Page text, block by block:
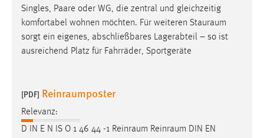
Singles, Paare oder WG, die zentral und gleichzeitig
komfortabel wohnen möchten. Für weiteren Stauraum
sorgt ein eigenes, abschließbares Lagerabteil – so ist
ausreichend Platz für Fahrräder, Sportgeräte
[PDF] Reinraumposter
Relevanz:
D IN E N IS O 1 46 44 -1 Reinraum Reinraum DIN EN
staticfilecache
Zweck:
Für performante Seitenauslieferung wird in diesem Cookie
gespeichert, ob man eingeloggt ist.
Sprachpräferenz
Name:
site-language-preference